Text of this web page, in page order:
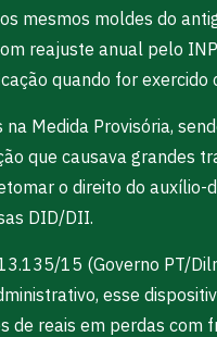
mesmos moldes do
reajuste anual pelo
quando for
Medida Provisória,
que causava grandes
o direito do auxílio-
DID/DII.
15 (Governo PT/
esse
de reais em perdas com